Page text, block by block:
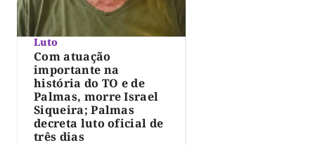
Luto
Com atuação
importante na
história do TO e de
Palmas, morre Israel
Siqueira; Palmas
decreta luto oficial de
três dias